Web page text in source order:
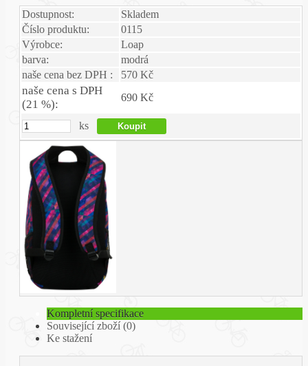
Dostupnost:
Skladem
Číslo produktu:
0115
Výrobce:
Loap
barva:
modrá
naše cena bez DPH :
570 Kč
naše cena s DPH
(21 %):
690 Kč
ks
Kompletní specifikace
Související zboží (0)
Ke stažení